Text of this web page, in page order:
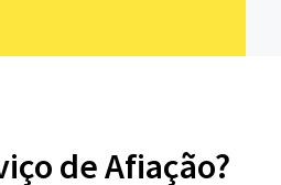
de Afiação?